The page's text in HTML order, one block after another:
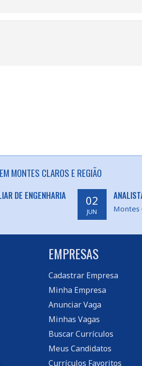
MONTES CLAROS E REGIÃO
DE ENGENHARIA 02
JUN Montes
EMPRESAS
Cadastrar Empresa
Minha Empresa
Anunciar Vaga
Minhas Vagas
Buscar Currículos
Meus Candidatos
Currículos Favoritos